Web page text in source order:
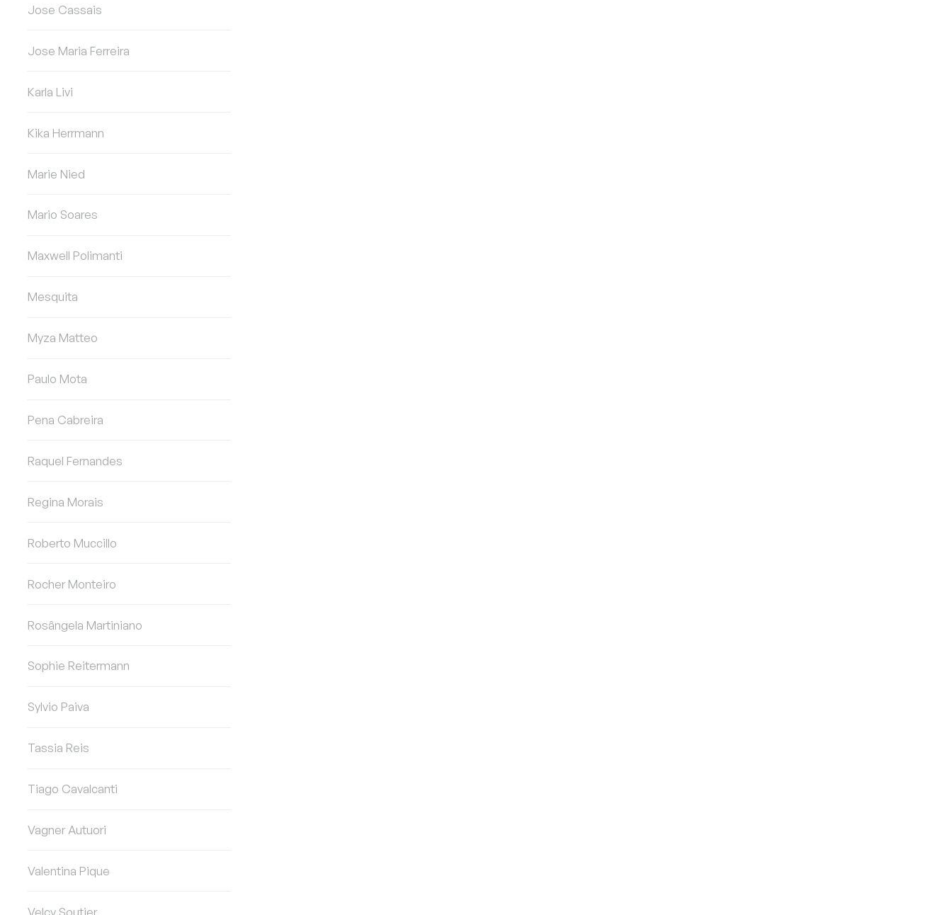
Jose Cassais
Jose Maria Ferreira
Karla Livi
Kika Herrmann
Marie Nied
Mario Soares
Maxwell Polimanti
Mesquita
Myza Matteo
Paulo Mota
Pena Cabreira
Raquel Fernandes
Regina Morais
Roberto Muccillo
Rocher Monteiro
Rosângela Martiniano
Sophie Reitermann
Sylvio Paiva
Tassia Reis
Tiago Cavalcanti
Vagner Autuori
Valentina Pique
Velcy Soutier